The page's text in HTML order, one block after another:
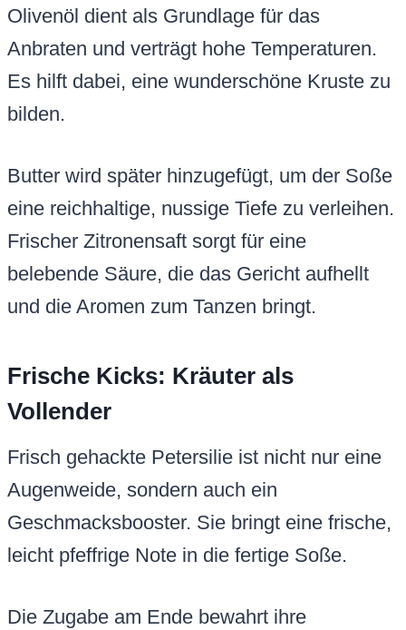
Olivenöl dient als Grundlage für das
Anbraten und verträgt hohe Temperaturen.
Es hilft dabei, eine wunderschöne Kruste zu
bilden.
Butter wird später hinzugefügt, um der Soße
eine reichhaltige, nussige Tiefe zu verleihen.
Frischer Zitronensaft sorgt für eine
belebende Säure, die das Gericht aufhellt
und die Aromen zum Tanzen bringt.
Frische Kicks: Kräuter als
Vollender
Frisch gehackte Petersilie ist nicht nur eine
Augenweide, sondern auch ein
Geschmacksbooster. Sie bringt eine frische,
leicht pfeffrige Note in die fertige Soße.
Die Zugabe am Ende bewahrt ihre